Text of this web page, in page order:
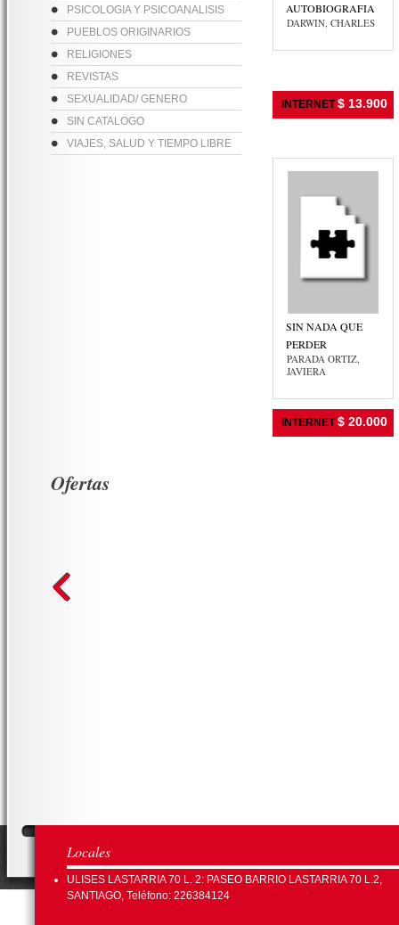
PSICOLOGIA Y PSICOANALISIS
PUEBLOS ORIGINARIOS
RELIGIONES
REVISTAS
SEXUALIDAD/ GENERO
SIN CATALOGO
VIAJES, SALUD Y TIEMPO LIBRE
AUTOBIOGRAFIA
DARWIN, CHARLES
INTERNET $ 13.900
SIN NADA QUE
PERDER
PARADA ORTIZ,
JAVIERA
INTERNET $ 20.000
Ofertas
Locales
ULISES LASTARRIA 70 L. 2: PASEO BARRIO LASTARRIA 70 L.2,
SANTIAGO, Teléfono: 226384124